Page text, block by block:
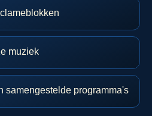
muziek
samengestelde programma's